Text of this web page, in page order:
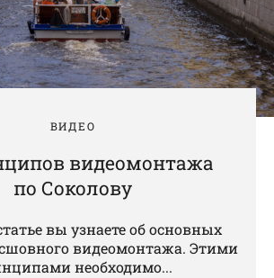
ВИДЕО
видеомонтажа
по Соколову
вы узнаете об основных
видеомонтажа. Этими
необходимо...